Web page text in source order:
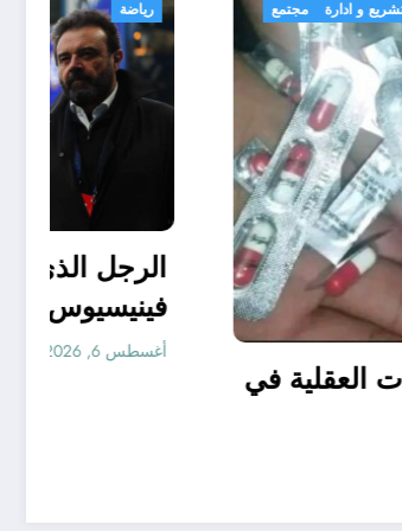
الجزائر الحدث قانون تشريع و ادارة مجتمع
قانون المؤثرات العقلية في